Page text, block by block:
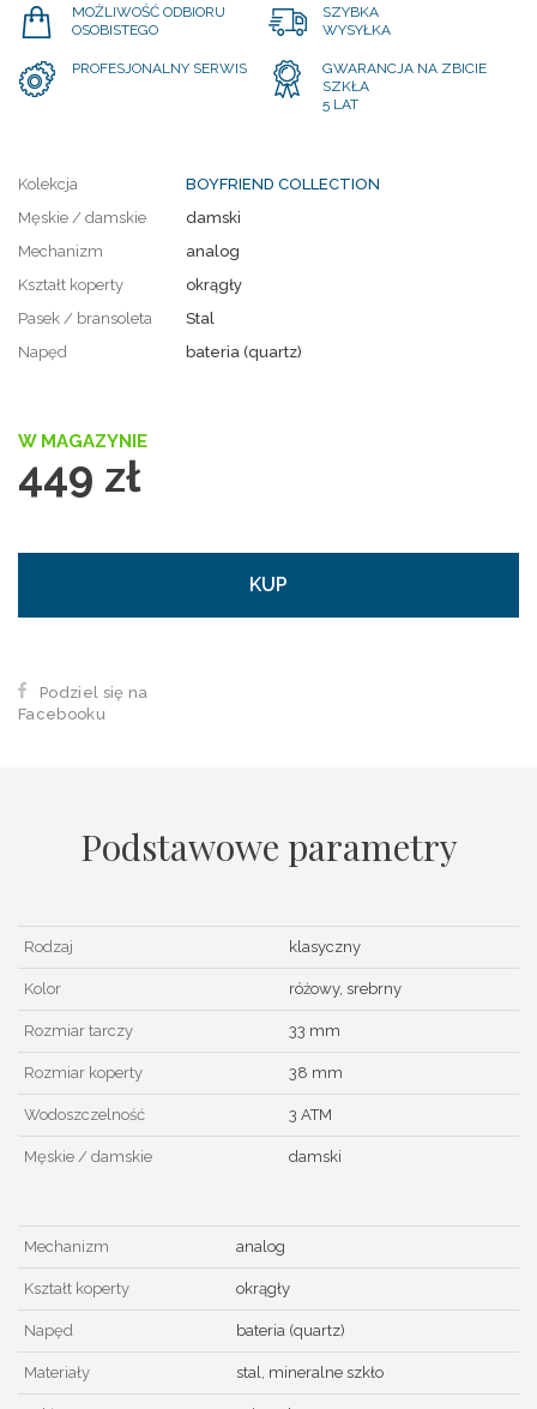
MOŻLIWOŚĆ ODBIORU
OSOBISTEGO
SZYBKA
WYSYŁKA
PROFESJONALNY SERWIS
GWARANCJA NA ZBICIE
SZKŁA
5 LAT
Kolekcja
BOYFRIEND COLLECTION
Męskie / damskie
damski
Mechanizm
analog
Kształt koperty
okrągły
Pasek / bransoleta
Stal
Napęd
bateria (quartz)
W MAGAZYNIE
449 zł
KUP
Podziel się na
Facebooku
Podstawowe parametry
Rodzaj klasyczny
Kolor różowy, srebrny
Rozmiar tarczy 33 mm
Rozmiar koperty 38 mm
Wodoszczelność 3 ATM
Męskie / damskie damski
Mechanizm analog
Kształt koperty okrągły
Napęd bateria (quartz)
Materiały stal, mineralne szkło